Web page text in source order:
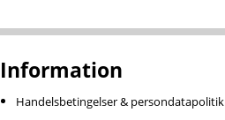
Information
Handelsbetingelser & persondatapolitik